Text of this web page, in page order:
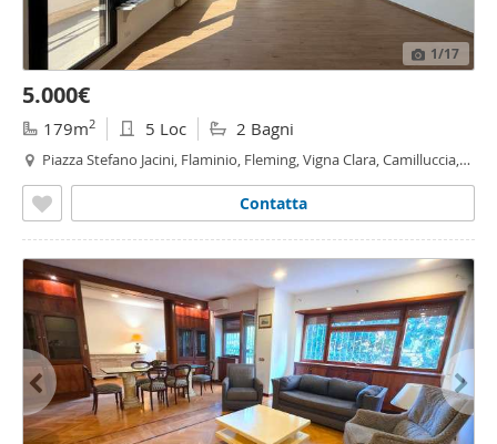
1/17
5.000€
179m2 5 Loc 2 Bagni
Piazza Stefano Jacini, Flaminio, Fleming, Vigna Clara, Camilluccia,
Contatta